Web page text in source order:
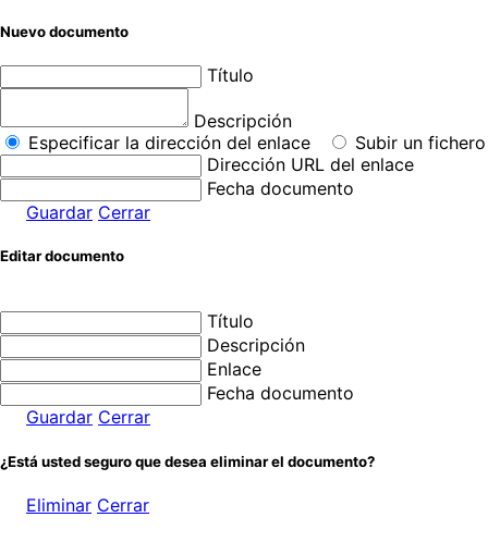
Nuevo documento
Título
Descripción
Especificar la dirección del enlace
Subir un fichero
Dirección URL del enlace
Fecha documento
Guardar Cerrar
Editar documento
Título
Descripción
Enlace
Fecha documento
Guardar Cerrar
¿Está usted seguro que desea eliminar el documento?
Eliminar Cerrar